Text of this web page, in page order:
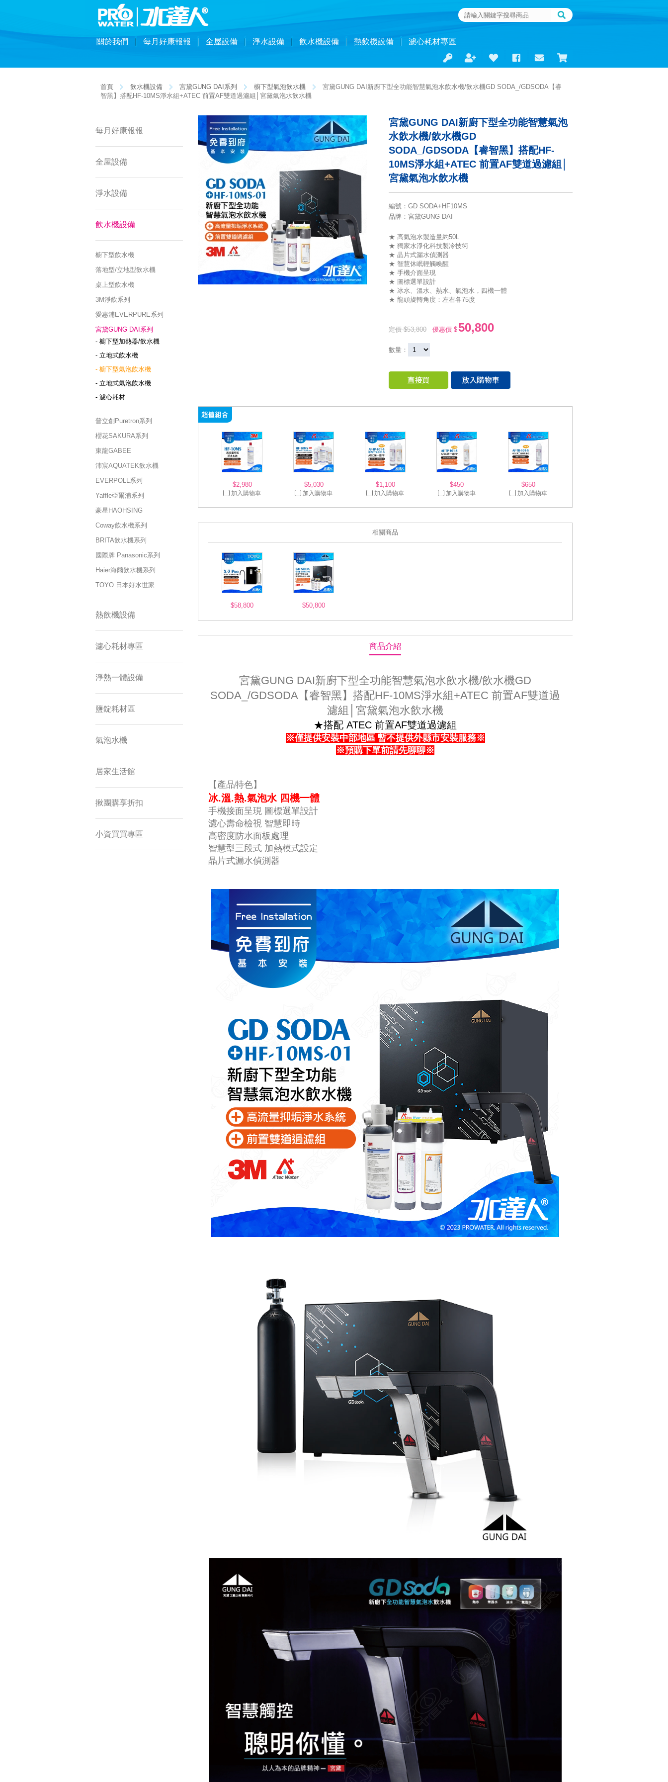
關於我們 每月好康報報 全屋設備 淨水設備 飲水機設備 熱飲機設備 濾心耗材專區
首頁 飲水機設備 宮黛GUNG DAI系列 櫥下型氣泡飲水機
宮黛GUNG DAI新廚下型全功能智慧氣泡水飲水機/飲水機GD SODA_/GDSODA【睿
智黑】搭配HF-10MS淨水組+ATEC 前置AF雙道過濾組│宮黛氣泡水飲水機
每月好康報報
全屋設備
淨水設備
飲水機設備
櫥下型飲水機
落地型/立地型飲水機
桌上型飲水機
3M淨飲系列
愛惠浦EVERPURE系列
宮黛GUNG DAI系列
- 櫥下型加熱器/飲水機
- 立地式飲水機
- 櫥下型氣泡飲水機
- 立地式氣泡飲水機
- 濾心耗材
普立創Puretron系列
櫻花SAKURA系列
東龍GABEE
沛宸AQUATEK飲水機
EVERPOLL系列
Yaffle亞爾浦系列
豪星HAOHSING
Coway飲水機系列
BRITA飲水機系列
國際牌 Panasonic系列
Haier海爾飲水機系列
TOYO 日本好水世家
熱飲機設備
濾心耗材專區
淨熱一體設備
鹽錠耗材區
氣泡水機
居家生活館
揪團購享折扣
小資買買專區
宮黛GUNG DAI新廚下型全功能智慧氣泡
水飲水機/飲水機GD
SODA_/GDSODA【睿智黑】搭配HF-
10MS淨水組+ATEC 前置AF雙道過濾組│
宮黛氣泡水飲水機
編號 ： GD SODA+HF10MS
品牌 ：宮黛GUNG DAI
★ 高氣泡水製造量約50L
★ 獨家水淨化科技製冷技術
★ 晶片式漏水偵測器
★ 智慧休眠輕觸喚醒
★ 手機介面呈現
★ 圖標選單設計
★ 冰水、溫水、熱水、氣泡水，四機一體
★ 龍頭旋轉角度：左右各75度
定價 $53,800 優惠價 $50,800
數量：
$2,980
加入購物車
$5,030
加入購物車
$1,100
加入購物車
$450
加入購物車
$650
加入購物車
相關商品
$58,800 $50,800
商品介紹
宮黛GUNG DAI新廚下型全功能智慧氣泡水飲水機/飲水機GD
SODA_/GDSODA【睿智黑】搭配HF-10MS淨水組+ATEC 前置AF雙道過
濾組│宮黛氣泡水飲水機
★搭配 ATEC 前置AF雙道過濾組
※僅提供安裝中部地區 暫不提供外縣市安裝服務※
※預購下單前請先聊聊※
【產品特色】
冰.溫.熱.氣泡水 四機一體
手機接面呈現 圖標選單設計
濾心壽命檢視 智慧即時
高密度防水面板處理
智慧型三段式 加熱模式設定
晶片式漏水偵測器